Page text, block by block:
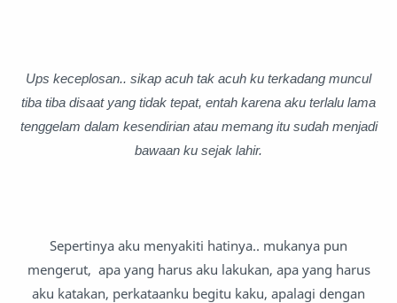
Ups keceplosan.. sikap acuh tak acuh ku terkadang muncul
tiba tiba disaat yang tidak tepat, entah karena aku terlalu lama
tenggelam dalam kesendirian atau memang itu sudah menjadi
bawaan ku sejak lahir.
Sepertinya aku menyakiti hatinya.. mukanya pun
mengerut, apa yang harus aku lakukan, apa yang harus
aku katakan, perkataanku begitu kaku, apalagi dengan